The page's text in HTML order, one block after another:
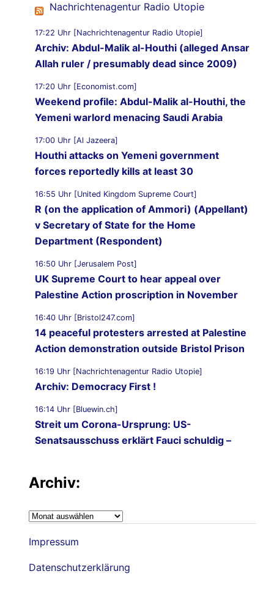
Nachrichtenagentur Radio Utopie
17:22 Uhr [Nachrichtenagentur Radio Utopie]
Archiv: Abdul-Malik al-Houthi (alleged Ansar
Allah ruler / presumably dead since 2009)
17:20 Uhr [Economist.com]
Weekend profile: Abdul-Malik al-Houthi, the
Yemeni warlord menacing Saudi Arabia
17:00 Uhr [Al Jazeera]
Houthi attacks on Yemeni government
forces reportedly kills at least 30
16:55 Uhr [United Kingdom Supreme Court]
R (on the application of Ammori) (Appellant)
v Secretary of State for the Home
Department (Respondent)
16:50 Uhr [Jerusalem Post]
UK Supreme Court to hear appeal over
Palestine Action proscription in November
16:40 Uhr [Bristol247.com]
14 peaceful protesters arrested at Palestine
Action demonstration outside Bristol Prison
16:19 Uhr [Nachrichtenagentur Radio Utopie]
Archiv: Democracy First !
16:14 Uhr [Bluewin.ch]
Streit um Corona-Ursprung: US-
Senatsausschuss erklärt Fauci schuldig –
16:11 Uhr [CNN]
of Congress
Utopie]
Nachrichtenagentur Radio Utopie
Archiv:
Archiv:
Impressum
Datenschutzerklärung